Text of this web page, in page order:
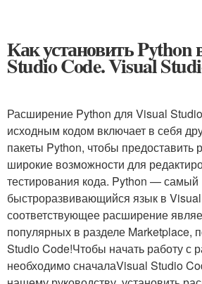
Как установить Python
Studio Code. Visual
Расширение Python для Visual
исходным кодом включает в себя
пакеты Python, чтобы предоставить
широкие возможности для
тестирования кода. Python — самый
быстроразвивающийся язык в
соответствующее расширение
популярных в разделе Marketplace,
Studio Code!Чтобы начать работу с
необходимо сначалаVisual Studio